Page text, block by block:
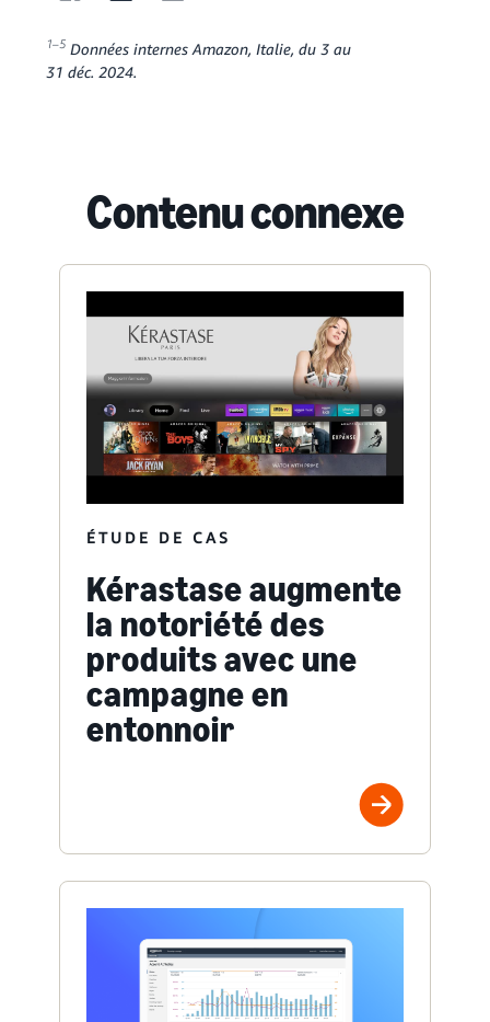
1–5 Données internes Amazon, Italie, du 3 au
31 déc. 2024.
Contenu connexe
ÉTUDE DE CAS
Kérastase augmente
la notoriété des
produits avec une
campagne en
entonnoir